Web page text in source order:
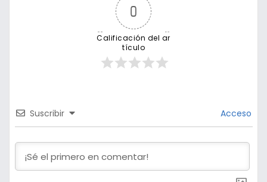
0
Calificación del ar
tículo
Suscribir Acceso